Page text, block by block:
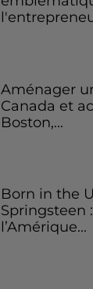
Aménager
Canada et
Boston,...
Born in the
Springsteen
l’Amérique...